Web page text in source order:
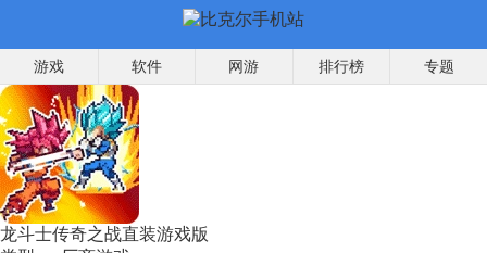
游戏 软件 网游 排行榜 专题
龙斗士传奇之战直装游戏版